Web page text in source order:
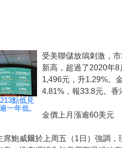
點低見
一年低。
受美聯儲放鴿刺激，
新高，超過了2020年
1,496元，升1.29%。
4.81%，報33.8元。香
金價上月漲逾60美元
席鮑威爾於上周五（1日）強調